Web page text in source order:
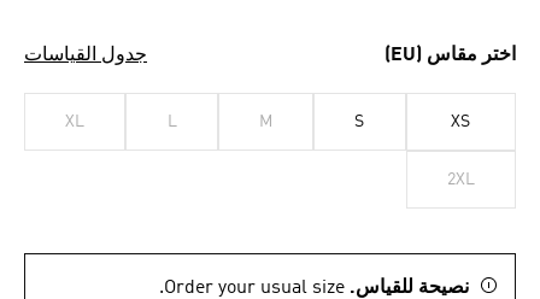
اختر مقاس (EU) جدول القياسات
XS
S
M
L
XL
2XL
نصيحة للقياس. Order your usual size.